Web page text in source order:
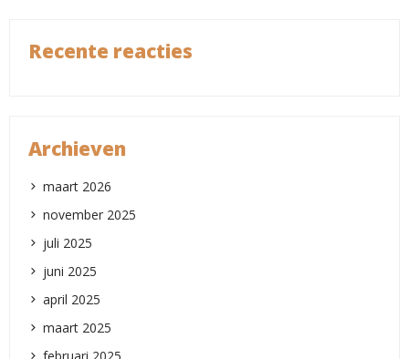
Recente reacties
Archieven
maart 2026
november 2025
juli 2025
juni 2025
april 2025
maart 2025